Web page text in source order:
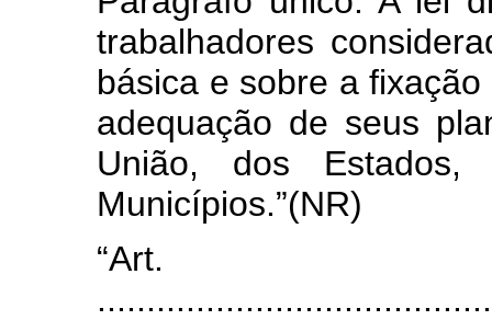
trabalhadores
básica e sobre a
adequação de seus
União, dos
Municípios.”(NR)